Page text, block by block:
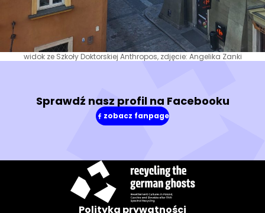
widok ze Szkoły Doktorskiej Anthropos, zdjęcie: Angelika Zanki
Sprawdź nasz profil na Facebooku
zobacz fanpage
(w
Polityka prywatności